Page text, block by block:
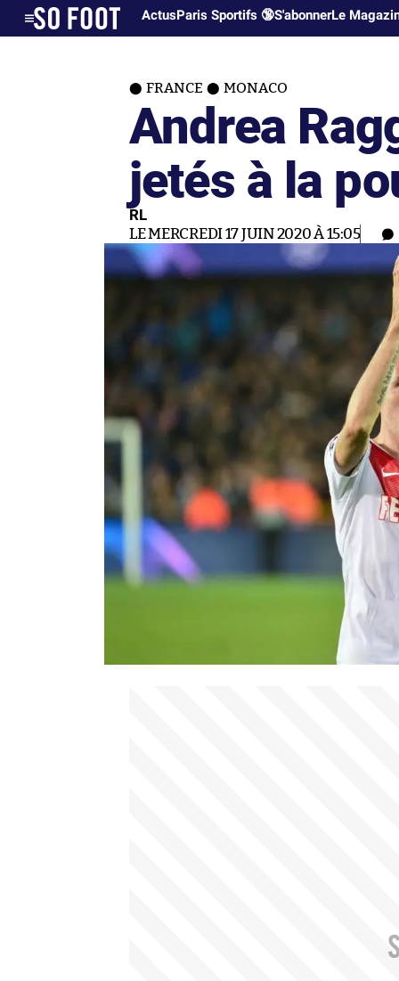
ActusParis Sportifs 🔞S'abonnerLe
FRANCE MONACO
Andrea
jetés à la
RL
LE MERCREDI 17 JUIN 2020 À 15:05